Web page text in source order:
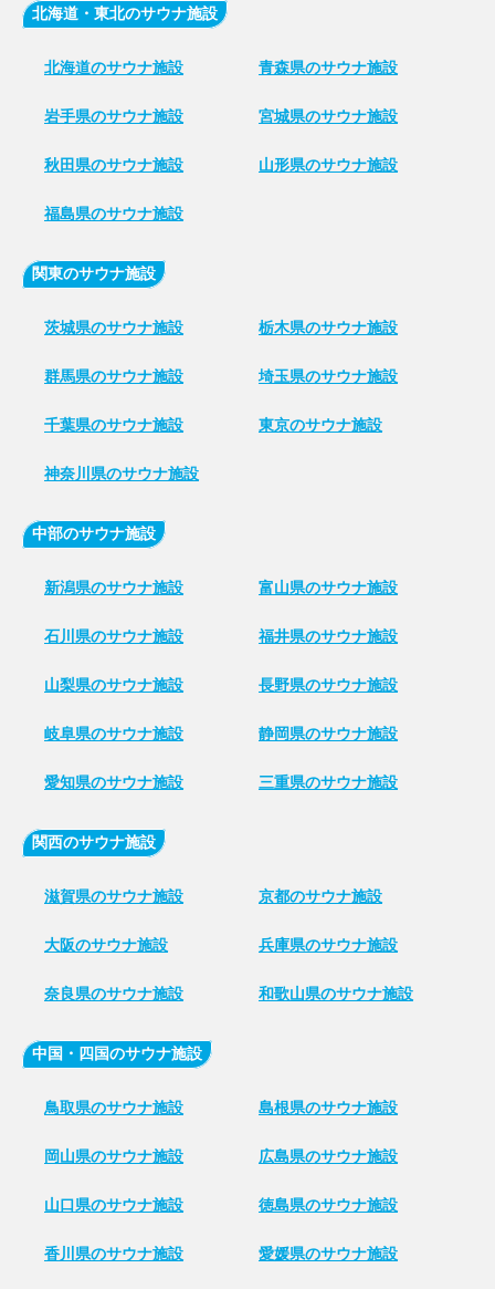
北海道・東北のサウナ施設
北海道のサウナ施設 青森県のサウナ施設
岩手県のサウナ施設 宮城県のサウナ施設
秋田県のサウナ施設 山形県のサウナ施設
福島県のサウナ施設
関東のサウナ施設
茨城県のサウナ施設 栃木県のサウナ施設
群馬県のサウナ施設 埼玉県のサウナ施設
千葉県のサウナ施設 東京のサウナ施設
神奈川県のサウナ施設
中部のサウナ施設
新潟県のサウナ施設 富山県のサウナ施設
石川県のサウナ施設 福井県のサウナ施設
山梨県のサウナ施設 長野県のサウナ施設
岐阜県のサウナ施設 静岡県のサウナ施設
愛知県のサウナ施設 三重県のサウナ施設
関西のサウナ施設
滋賀県のサウナ施設 京都のサウナ施設
大阪のサウナ施設 兵庫県のサウナ施設
奈良県のサウナ施設 和歌山県のサウナ施設
中国・四国のサウナ施設
鳥取県のサウナ施設 島根県のサウナ施設
岡山県のサウナ施設 広島県のサウナ施設
山口県のサウナ施設 徳島県のサウナ施設
香川県のサウナ施設 愛媛県のサウナ施設